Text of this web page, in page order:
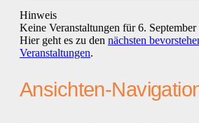
Hinweis
Keine Veranstaltungen für 6. September
Hier geht es zu den nächsten
Veranstaltungen.
Ansichten-